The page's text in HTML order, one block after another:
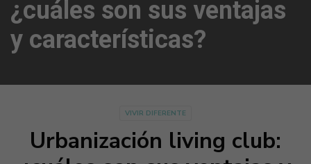
¿cuáles son sus ventajas
y características?
VIVIR DIFERENTE
Urbanización living club: